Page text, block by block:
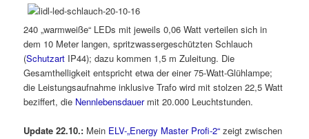
240 „warmweiße“ LEDs mit jeweils 0,06 Watt verteilen sich in
dem 10 Meter langen, spritzwassergeschützten Schlauch
(Schutzart IP44); dazu kommen 1,5 m Zuleitung. Die
Gesamthelligkeit entspricht etwa der einer 75-Watt-Glühlampe;
die Leistungsaufnahme inklusive Trafo wird mit stolzen 22,5 Watt
beziffert, die Nennlebensdauermit 20.000 Leuchtstunden.
Update 22.10.: Mein ELV-„Energy Master Profi-2“ zeigt zwischen